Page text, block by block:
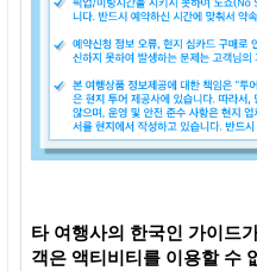
타 여행사의 한국인 가이드
객은 액티비티를 이용할 수